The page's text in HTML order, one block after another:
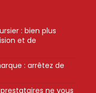
: bien plus
et de
: arrêtez de
ne vous